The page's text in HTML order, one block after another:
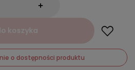
+
koszyka
o dostępności produktu